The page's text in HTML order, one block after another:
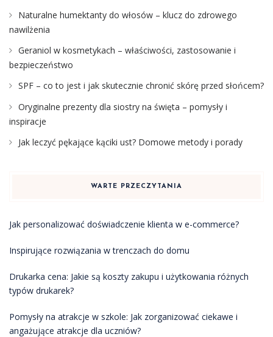
Naturalne humektanty do włosów – klucz do zdrowego
nawilżenia
Geraniol w kosmetykach – właściwości, zastosowanie i
bezpieczeństwo
SPF – co to jest i jak skutecznie chronić skórę przed słońcem?
Oryginalne prezenty dla siostry na święta – pomysły i
inspiracje
Jak leczyć pękające kąciki ust? Domowe metody i porady
WARTE PRZECZYTANIA
Jak personalizować doświadczenie klienta w e-commerce?
Inspirujące rozwiązania w trenczach do domu
Drukarka cena: Jakie są koszty zakupu i użytkowania różnych
typów drukarek?
Pomysły na atrakcje w szkole: Jak zorganizować ciekawe i
angażujące atrakcje dla uczniów?